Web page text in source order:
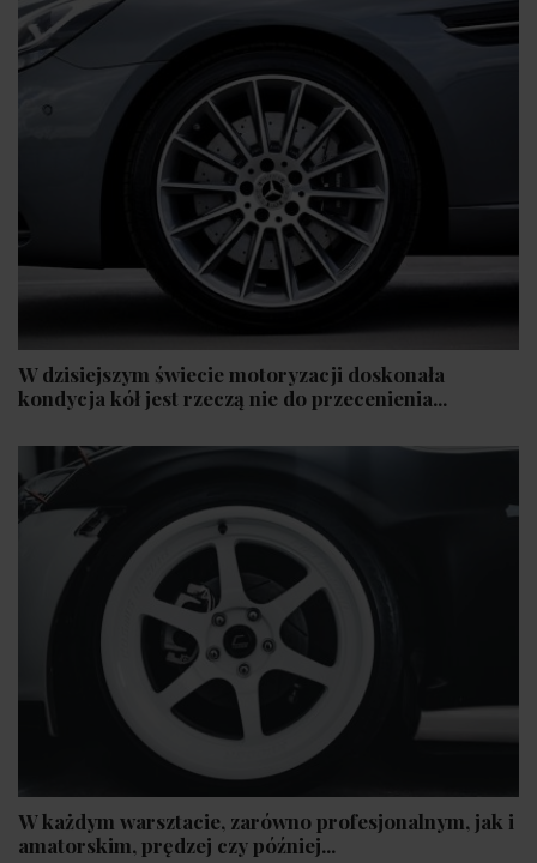
W dzisiejszym świecie motoryzacji doskonała
kondycja kół jest rzeczą nie do przecenienia...
W każdym warsztacie, zarówno profesjonalnym, jak i
amatorskim, prędzej czy później...